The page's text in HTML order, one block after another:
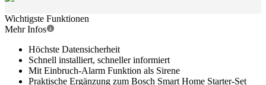
Wichtigste Funktionen
Mehr Infos
Höchste Datensicherheit
Schnell installiert, schneller informiert
Mit Einbruch-Alarm Funktion als Sirene
Praktische Ergänzung zum Bosch Smart Home Starter-Set